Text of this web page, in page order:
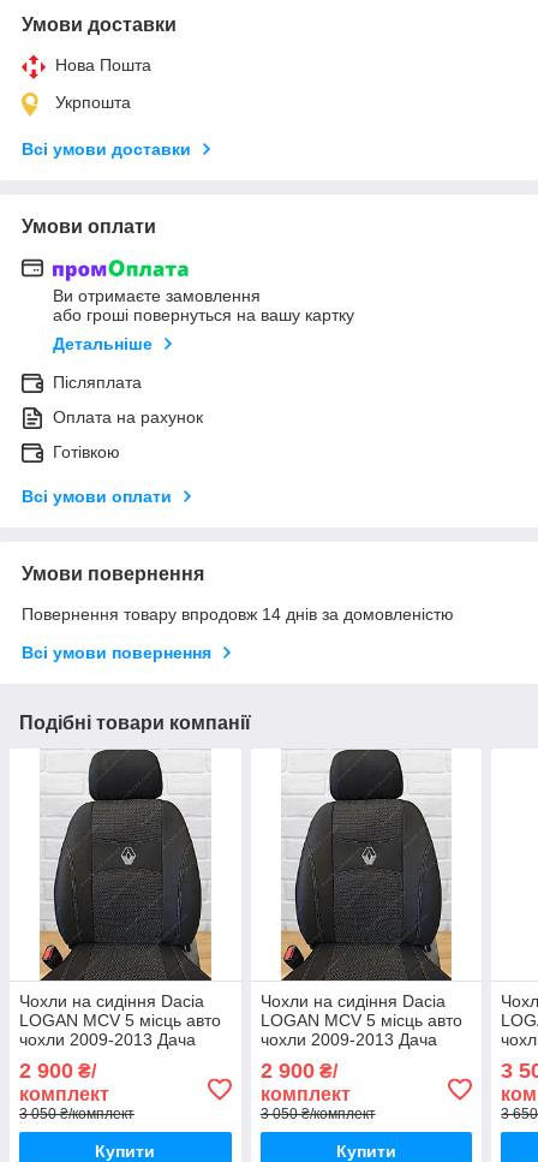
Умови доставки
Нова Пошта
Укрпошта
Всі умови доставки
Умови оплати
Ви отримаєте замовлення
або гроші повернуться на вашу картку
Детальніше
Післяплата
Оплата на рахунок
Готівкою
Всі умови оплати
Умови повернення
Повернення товару впродовж 14 днів за домовленістю
Всі умови повернення
Подібні товари компанії
Чохли на сидіння Dacia
LOGAN MCV 5 місць авто
чохли 2009-2013 Дача
суцільна)
2 900 ₴/
комплект
3 050 ₴/комплект
Купити
Чохли на сидіння Dacia
LOGAN MCV 5 місць авто
чохли 2009-2013 Дача
роздільна)
2 900₴/
комплект
3 050 ₴/комплект
Купити
3
3